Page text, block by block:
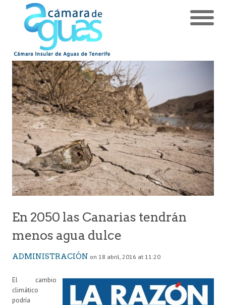
En 2050 las Canarias tendrán
menos agua dulce
ADMINISTRACIÓN on 18 abril, 2016 at 11:20
El cambio
climático
podría